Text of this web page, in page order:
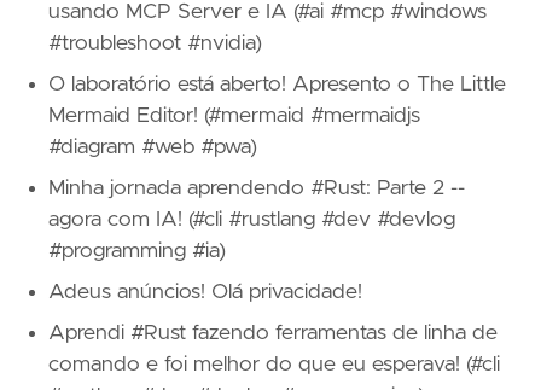
usando MCP Server e IA (#ai #mcp #windows
#troubleshoot #nvidia)
O laboratório está aberto! Apresento o The Little
Mermaid Editor! (#mermaid #mermaidjs
#diagram #web #pwa)
Minha jornada aprendendo #Rust: Parte 2 --
agora com IA! (#cli #rustlang #dev #devlog
#programming #ia)
Adeus anúncios! Olá privacidade!
Aprendi #Rust fazendo ferramentas de linha de
comando e foi melhor do que eu esperava! (#cli